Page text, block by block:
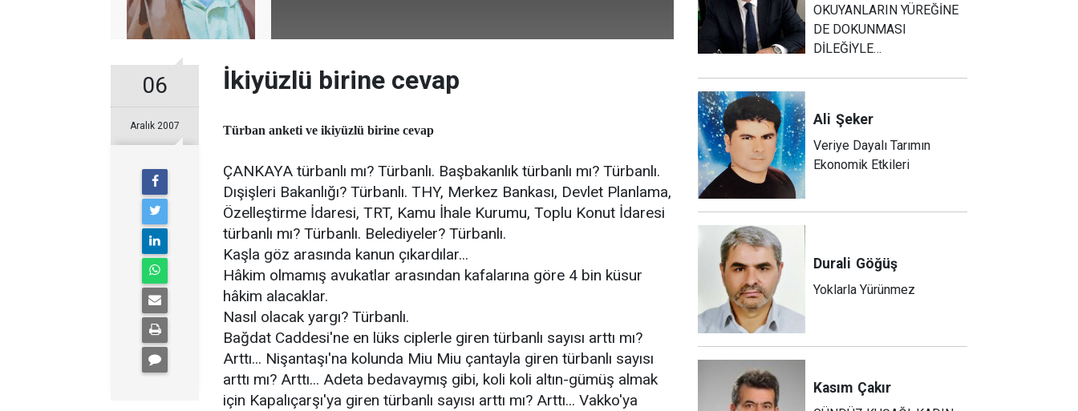
06
Aralık 2007
İkiyüzlü birine cevap
Türban anketi ve ikiyüzlü birine cevap
ÇANKAYA türbanlı mı? Türbanlı. Başbakanlık türbanlı mı? Türbanlı.
Dışişleri Bakanlığı? Türbanlı. THY, Merkez Bankası, Devlet Planlama,
Özelleştirme İdaresi, TRT, Kamu İhale Kurumu, Toplu Konut İdaresi
türbanlı mı? Türbanlı. Belediyeler? Türbanlı.
Kaşla göz arasında kanun çıkardılar...
Hâkim olmamış avukatlar arasından kafalarına göre 4 bin küsur
hâkim alacaklar.
Nasıl olacak yargı? Türbanlı.
Bağdat Caddesi'ne en lüks ciplerle giren türbanlı sayısı arttı mı?
Arttı... Nişantaşı'na kolunda Miu Miu çantayla giren türbanlı sayısı
arttı mı? Arttı... Adeta bedavaymış gibi, koli koli altın-gümüş almak
için Kapalıçarşı'ya giren türbanlı sayısı arttı mı? Arttı... Vakko'ya
OKUYANLARIN YÜREĞİNE
DE DOKUNMASI
DİLEĞİYLE…
Ali Şeker
Veriye Dayalı Tarımın
Ekonomik Etkileri
Durali Göğüş
Yoklarla Yürünmez
Kasım Çakır